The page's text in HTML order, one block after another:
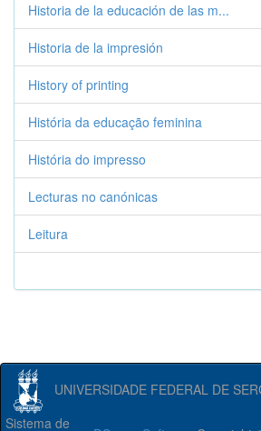
Historia de la educación de las m...
Historia de la impresión
History of printing
História da educação feminina
História do impresso
Lecturas no canónicas
Leitura
UNIVERSIDADE FEDERAL DE
Sistema de